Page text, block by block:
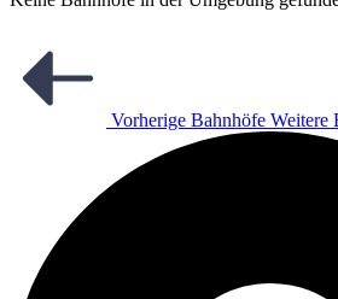
Vorherige Bahnhöfe Weitere